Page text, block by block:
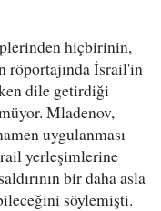
hiçbirinin,
röportajında İsrail'in
dile getirdiği
Mladenov,
uygulanması
yerleşimlerine
bir daha asla
söylemişti.